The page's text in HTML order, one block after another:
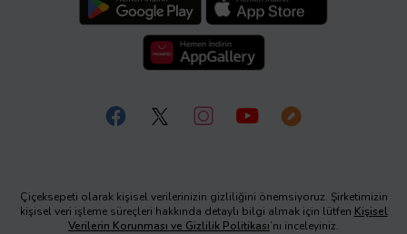
Çiçeksepeti olarak kişisel verilerinizin gizliliğini önemsiyoruz. Şirketimizin
kişisel veri işleme süreçleri hakkında detaylı bilgi almak için lütfen Kişisel
Verilerin Korunması ve Gizlilik Politikası’nı inceleyiniz.